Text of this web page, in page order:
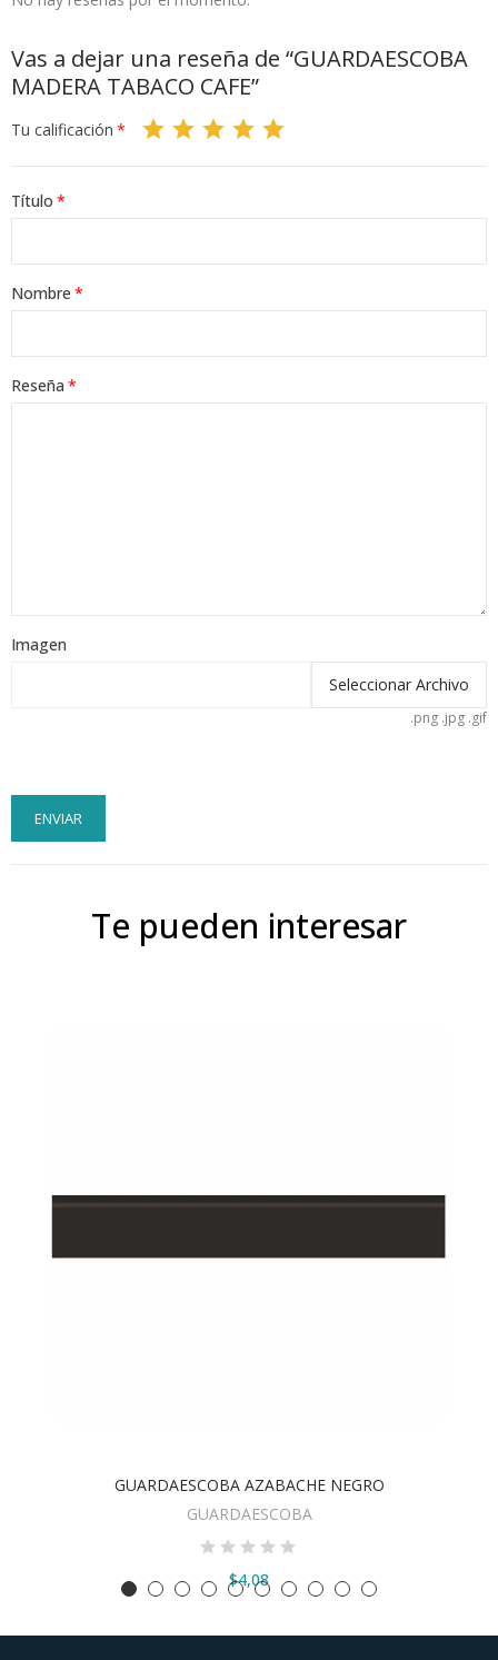
Vas a dejar una reseña de “GUARDAESCOBA
MADERA TABACO CAFE”
Tu calificación
Título
Nombre
Reseña
Imagen
Seleccionar Archivo
.png .jpg .gif
ENVIAR
Te pueden interesar
VER OPCIONES
GUARDAESCOBA AZABACHE NEGRO
GUARDAESCOBA
$4,08